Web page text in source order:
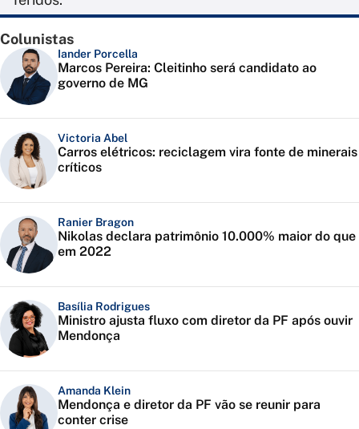
Colunistas
Iander Porcella
Marcos Pereira: Cleitinho será candidato ao
governo de MG
Victoria Abel
Carros elétricos: reciclagem vira fonte de minerais
críticos
Ranier Bragon
Nikolas declara patrimônio 10.000% maior do que
em 2022
Basília Rodrigues
Ministro ajusta fluxo com diretor da PF após ouvir
Mendonça
Amanda Klein
Mendonça e diretor da PF vão se reunir para
conter crise